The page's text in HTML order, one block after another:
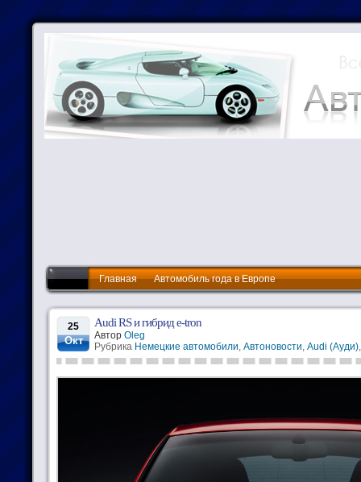
Главная Автомобиль года в Европе
25
Окт
Audi RS и гибрид e-tron
Автор Oleg
Рубрика Немецкие автомобили, Автоновости, Audi (Ауди)